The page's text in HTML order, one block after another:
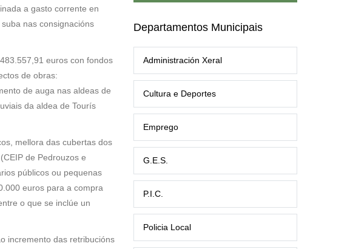
a gasto corrente en
nas consignacións
euros con fondos
de obras:
de auga nas aldeas de
da aldea de Tourís
mellora das cubertas dos
de Pedrouzos e
públicos ou pequenas
euros para a compra
o que se inclúe un
incremento das retribucións
Departamentos Municipais
Administración Xeral
Cultura e Deportes
Emprego
G.E.S.
P.I.C.
Policia Local